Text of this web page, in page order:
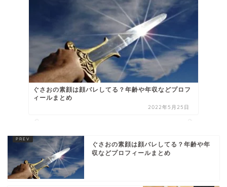
ぐさおの素顔は顔バレしてる？年齢や年収などプロフ
ィールまとめ
2022年5月25日
ぐさおの素顔は顔バレしてる？年齢や年
収などプロフィールまとめ